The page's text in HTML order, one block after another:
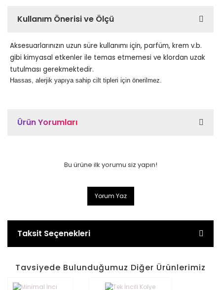
Kullanım Önerisi ve Ölçü
Aksesuarlarınızın uzun süre kullanımı için, parfüm, krem v.b.
gibi kimyasal etkenler ile temas etmemesi ve klordan uzak
tutulması gerekmektedir.
Hassas, alerjik yapıya sahip cilt tipleri için önerilmez.
Ürün Yorumları
Bu ürüne ilk yorumu siz yapın!
Yorum Yaz
Taksit Seçenekleri
Tavsiyede Bulunduğumuz Diğer Ürünlerimiz